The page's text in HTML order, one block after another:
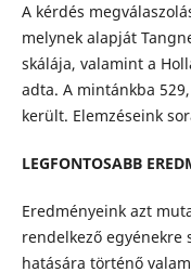
A kérdés
melynek alapját
skálája, valamint a
adta. A mintánkba
került. Elemzéseink
LEGFONTOSABB
Eredményeink azt
rendelkező egyénekre
hatására történő